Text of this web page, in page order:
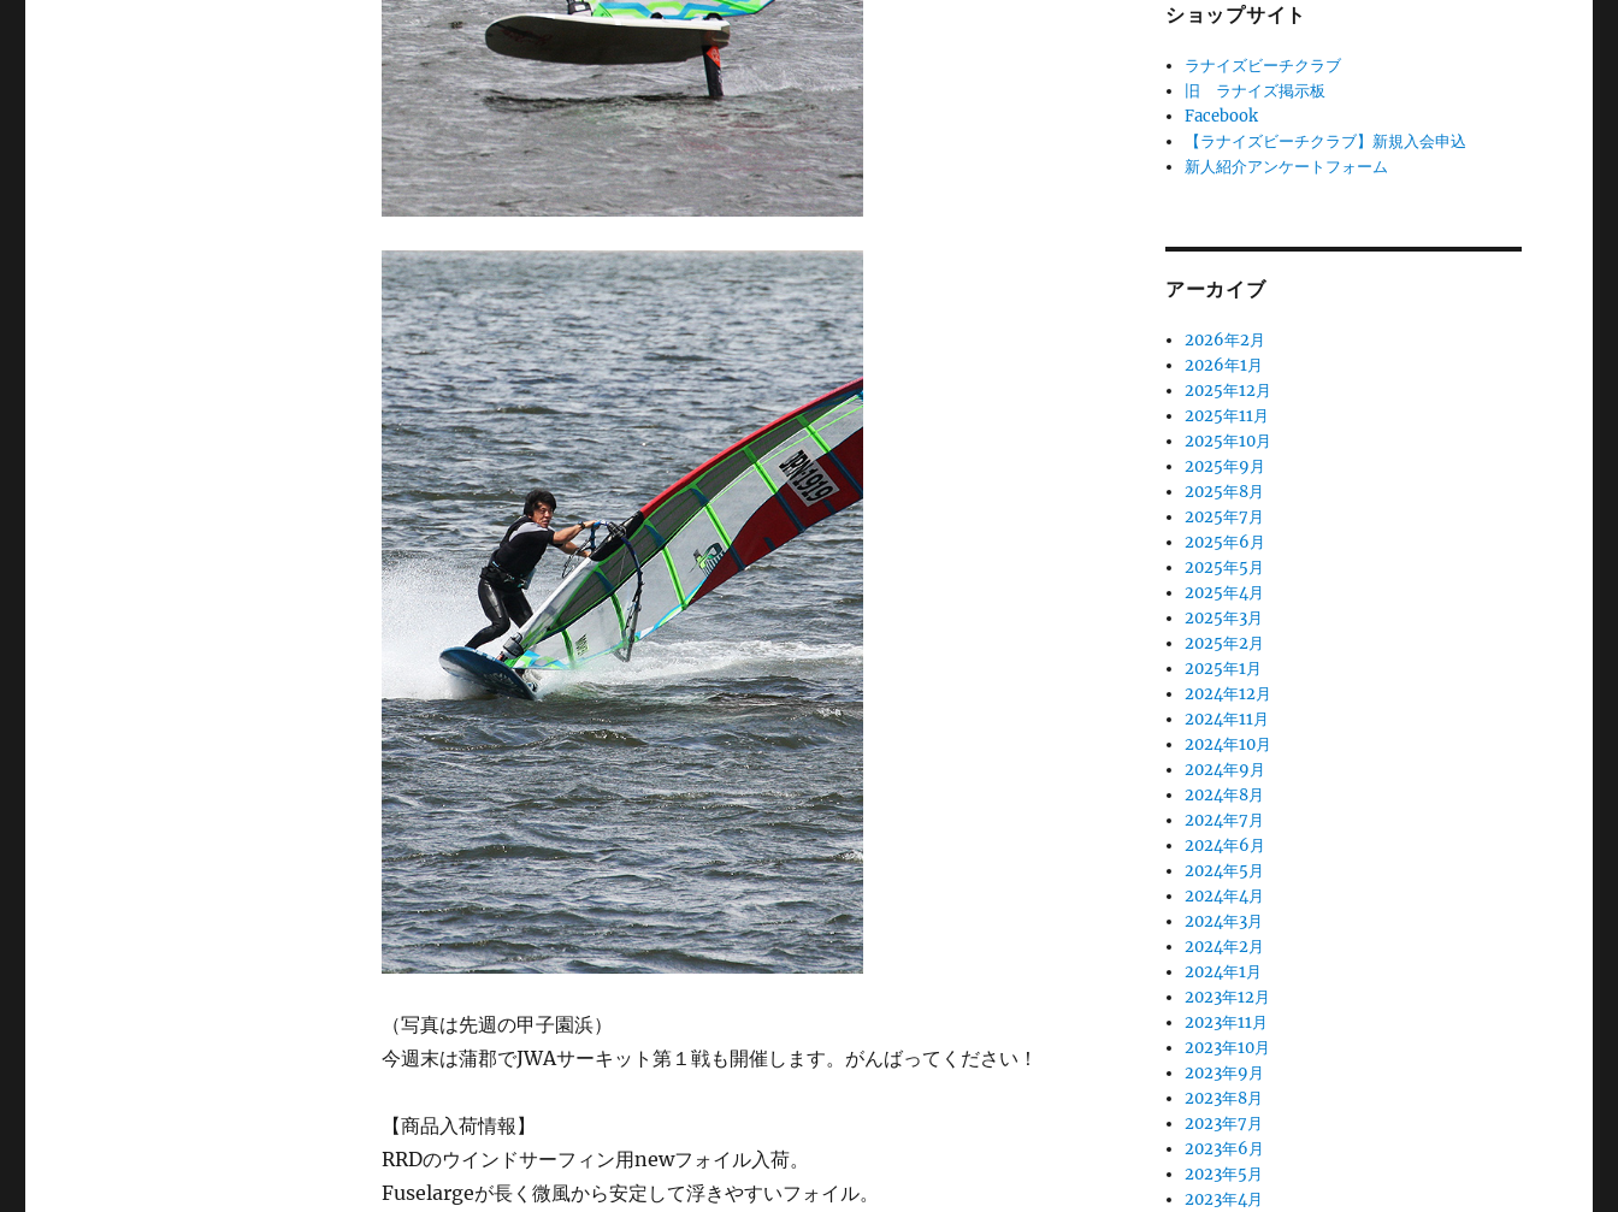
（写真は先週の甲子園浜）
今週末は蒲郡でJWAサーキット第１戦も開催します。がんばってください！
【商品入荷情報】
RRDのウインドサーフィン用newフォイル入荷。
Fuselargeが長く微風から安定して浮きやすいフォイル。
ショップサイト
ラナイズビーチクラブ
旧 ラナイズ掲示板
Facebook
【ラナイズビーチクラブ】新規入会申込
新人紹介アンケートフォーム
アーカイブ
2026年2月
2026年1月
2025年12月
2025年11月
2025年10月
2025年9月
2025年8月
2025年7月
2025年6月
2025年5月
2025年4月
2025年3月
2025年2月
2025年1月
2024年12月
2024年11月
2024年10月
2024年9月
2024年8月
2024年7月
2024年6月
2024年5月
2024年4月
2024年3月
2024年2月
2024年1月
2023年12月
2023年11月
2023年10月
2023年9月
2023年8月
2023年7月
2023年6月
2023年5月
2023年4月